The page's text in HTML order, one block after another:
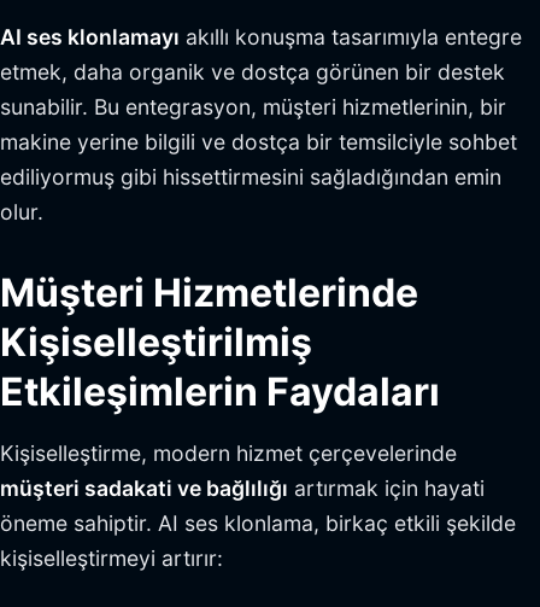
AI ses klonlamayı akıllı konuşma tasarımıyla entegre
etmek, daha organik ve dostça görünen bir destek
sunabilir. Bu entegrasyon, müşteri hizmetlerinin, bir
makine yerine bilgili ve dostça bir temsilciyle sohbet
ediliyormuş gibi hissettirmesini sağladığından emin
olur.
Müşteri Hizmetlerinde
Kişiselleştirilmiş
Etkileşimlerin Faydaları
Kişiselleştirme, modern hizmet çerçevelerinde
müşteri sadakati ve bağlılığı artırmak için hayati
öneme sahiptir. AI ses klonlama, birkaç etkili şekilde
kişiselleştirmeyi artırır: